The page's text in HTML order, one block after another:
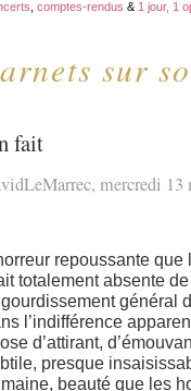
sur
comptes-rendus & 1 jour, 1
fait
mercredi
repoussante
totalement absente
général
l’indifférence
d’attirant,
presque
beauté que les